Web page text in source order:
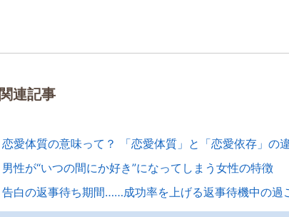
関連記事
恋愛体質の意味って？ 「恋愛体質」と「恋愛依存」の
男性が“いつの間にか好き”になってしまう女性の特徴
告白の返事待ち期間……成功率を上げる返事待機中の過